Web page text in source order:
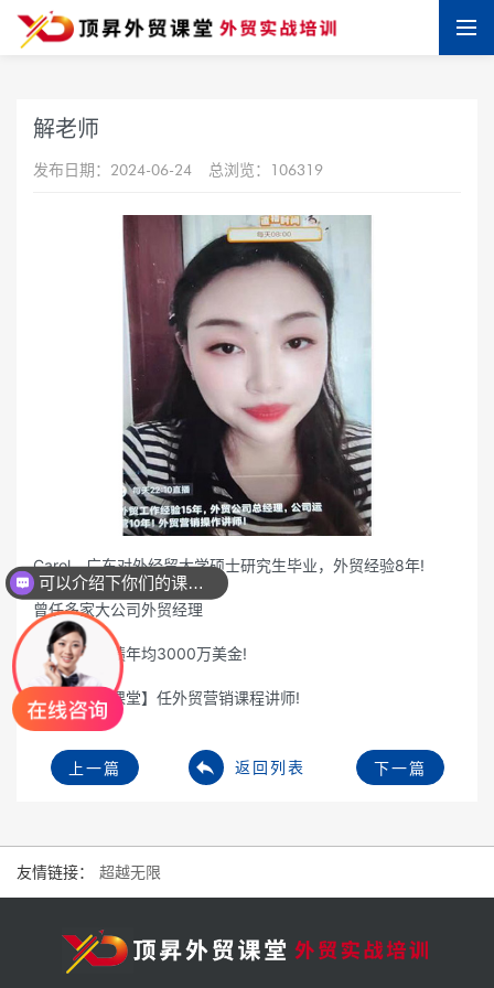
解老师
发布日期：2024-06-24 总浏览：106319
Carol，广东对外经贸大学硕士研究生毕业，外贸经验8年!
曾任多家大公司外贸经理
带领团队业绩年均3000万美金!
加盟【顶昇课堂】任外贸营销课程讲师!
上一篇 返回列表 下一篇
友情链接： 超越无限
可以介绍下你们的课程么？